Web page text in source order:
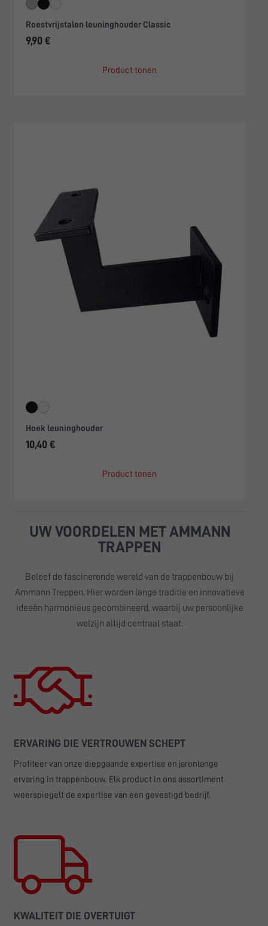
Roestvrijstalen leuninghouder Classic
9,90 €
Product tonen
Hoek leuninghouder
10,40 €
Product tonen
UW VOORDELEN MET AMMANN
TRAPPEN
Beleef de fascinerende wereld van de trappenbouw bij
Ammann Treppen. Hier worden lange traditie en innovatieve
ideeën harmonieus gecombineerd, waarbij uw persoonlijke
welzijn altijd centraal staat.
ERVARING DIE VERTROUWEN SCHEPT
Profiteer van onze diepgaande expertise en jarenlange
ervaring in trappenbouw. Elk product in ons assortiment
weerspiegelt de expertise van een gevestigd bedrijf.
KWALITEIT DIE OVERTUIGT